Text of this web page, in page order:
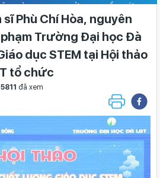
THẢO STEM DO SỞ GDĐT TỔ CHỨC
Phù Chí Hòa, nguyên
Trường Đại học Đà
dục STEM tại Hội thảo
tổ chức
5811 đã xem